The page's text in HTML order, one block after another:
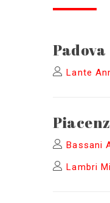
Padova
Lante
Bassani
Lambri